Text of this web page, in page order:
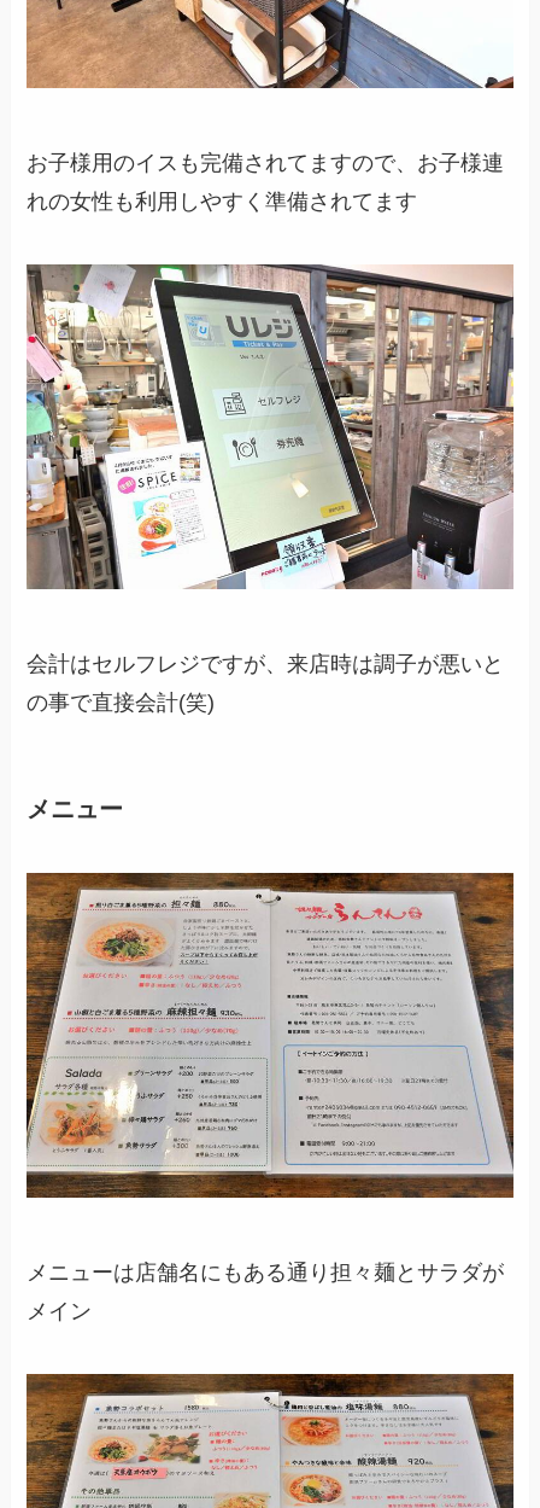
お子様用のイスも完備されてますので、お子様連
れの女性も利用しやすく準備されてます
会計はセルフレジですが、来店時は調子が悪いと
の事で直接会計(笑)
メニュー
メニューは店舗名にもある通り担々麺とサラダが
メイン